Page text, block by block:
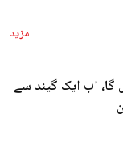
مزید
گا، اب ایک گیند سے